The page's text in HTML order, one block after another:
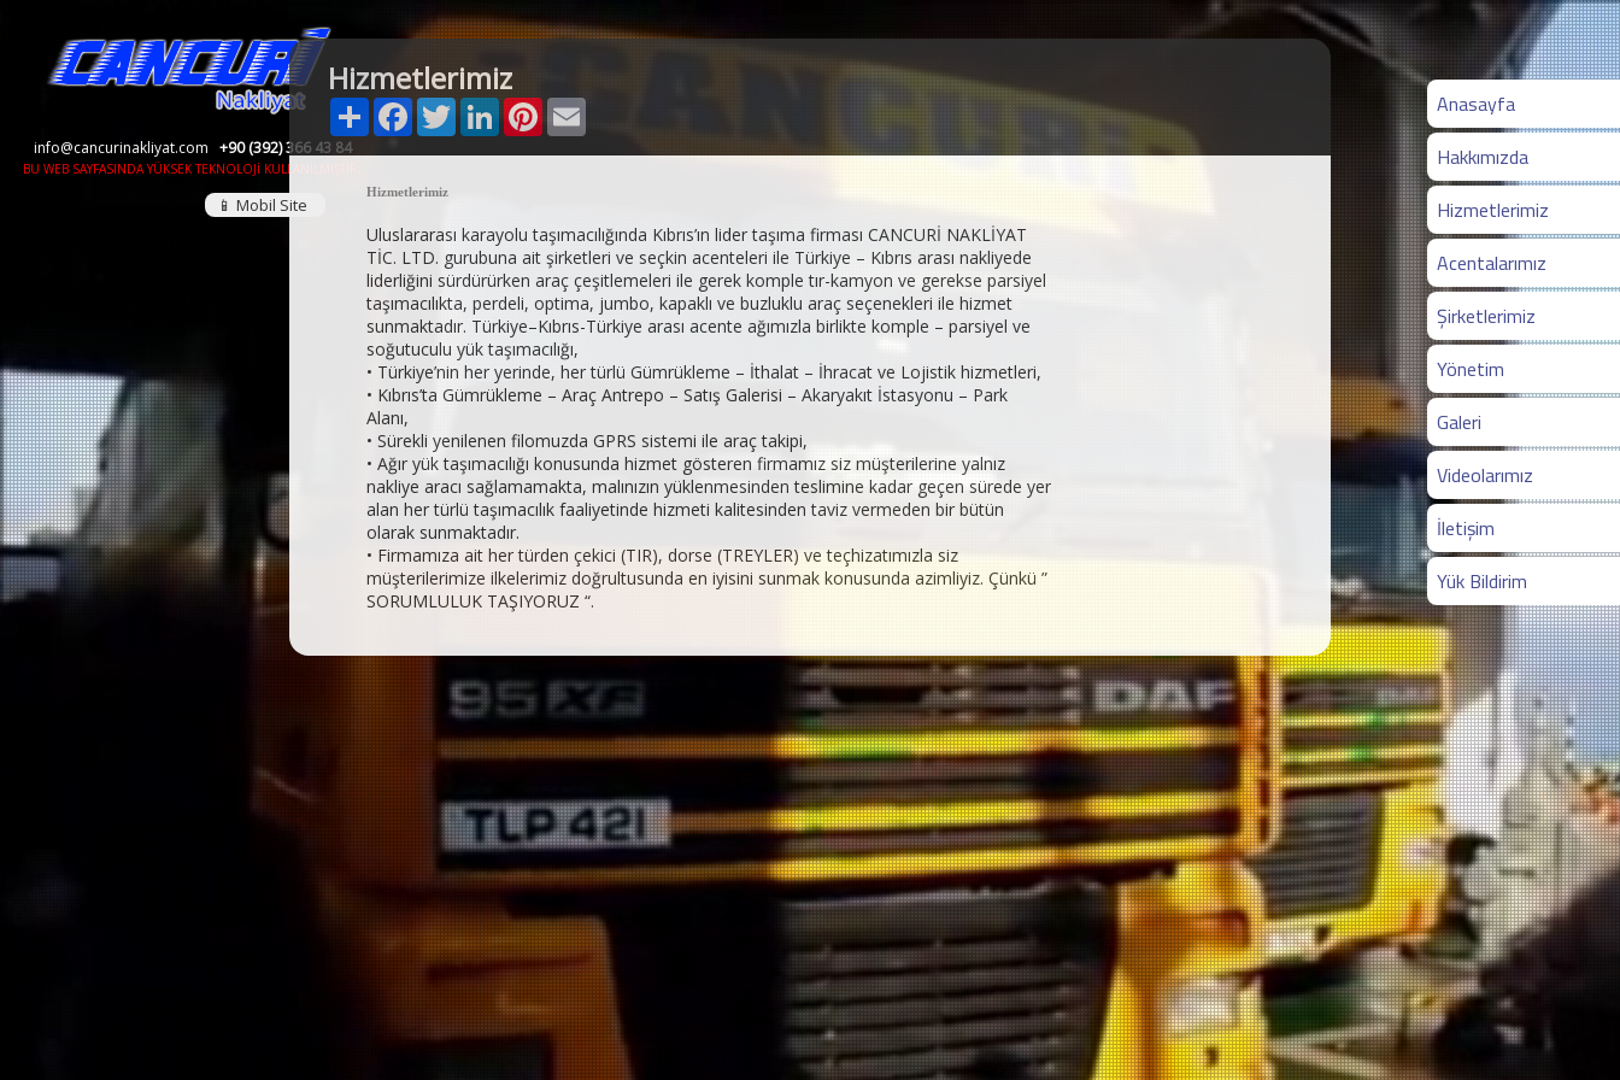
info@cancurinakliyat.com +90 (392) 366 43 84
BU WEB SAYFASINDA YÜKSEK TEKNOLOJİ KULLANILMIŞTIR.
📱 Mobil Site
Anasayfa
Hakkımızda
Hizmetlerimiz
Acentalarımız
Şirketlerimiz
Yönetim
Galeri
Videolarımız
İletişim
Yük Bildirim
Hizmetlerimiz
PaylaşFacebook
Twitter
LinkedInPinterest
Hizmetlerimiz
Uluslararası karayolu taşımacılığında Kıbrıs’ın lider taşıma firması CANCURİ NAKLİYAT
TİC. LTD. gurubuna ait şirketleri ve seçkin acenteleri ile Türkiye – Kıbrıs arası nakliyede
liderliğini sürdürürken araç çeşitlemeleri ile gerek komple tır-kamyon ve gerekse parsiyel
taşımacılıkta, perdeli, optima, jumbo, kapaklı ve buzluklu araç seçenekleri ile hizmet
sunmaktadır. Türkiye–Kıbrıs-Türkiye arası acente ağımızla birlikte komple – parsiyel ve
soğutuculu yük taşımacılığı,
• Türkiye’nin her yerinde, her türlü Gümrükleme – İthalat – İhracat ve Lojistik hizmetleri,
• Kıbrıs’ta Gümrükleme – Araç Antrepo – Satış Galerisi – Akaryakıt İstasyonu – Park
Alanı,
• Sürekli yenilenen filomuzda GPRS sistemi ile araç takipi,
• Ağır yük taşımacılığı konusunda hizmet gösteren firmamız siz müşterilerine yalnız
nakliye aracı sağlamamakta, malınızın yüklenmesinden teslimine kadar geçen sürede yer
alan her türlü taşımacılık faaliyetinde hizmeti kalitesinden taviz vermeden bir bütün
olarak sunmaktadır.
• Firmamıza ait her türden çekici (TIR), dorse (TREYLER) ve teçhizatımızla siz
müşterilerimize ilkelerimiz doğrultusunda en iyisini sunmak konusunda azimliyiz. Çünkü ”
SORUMLULUK TAŞIYORUZ “.